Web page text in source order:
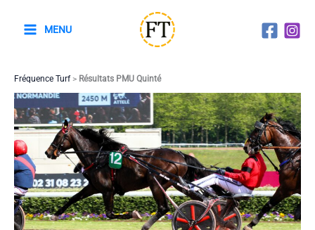
MENU
Fréquence Turf> Résultats PMU Quinté